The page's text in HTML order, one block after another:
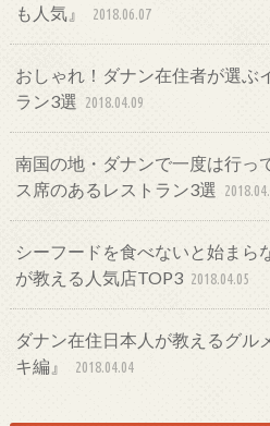
も人気』
2018.06.07
おしゃれ！ダナン在住者が選ぶ
ラン3選 2018.04.09
南国の地・ダナンで一度は行っ
ス席のあるレストラン3選
シーフードを食べないと始まら
が教える人気店TOP3 2018.04.05
ダナン在住日本人が教えるグル
キ編』
2018.04.04